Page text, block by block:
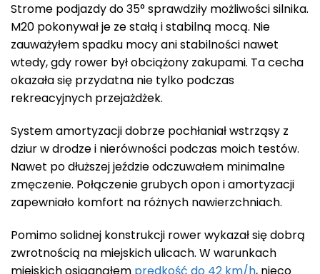
Strome podjazdy do 35° sprawdziły możliwości silnika.
M20 pokonywał je ze stałą i stabilną mocą. Nie
zauważyłem spadku mocy ani stabilności nawet
wtedy, gdy rower był obciążony zakupami. Ta cecha
okazała się przydatna nie tylko podczas
rekreacyjnych przejażdżek.
System amortyzacji dobrze pochłaniał wstrząsy z
dziur w drodze i nierówności podczas moich testów.
Nawet po dłuższej jeździe odczuwałem minimalne
zmęczenie. Połączenie grubych opon i amortyzacji
zapewniało komfort na różnych nawierzchniach.
Pomimo solidnej konstrukcji rower wykazał się dobrą
zwrotnością na miejskich ulicach. W warunkach
miejskich osiągnąłem prędkość do 42 km/h, nieco